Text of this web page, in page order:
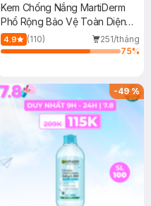
Kem Chống Nắng MartiDerm
Phổ Rộng Bảo Vệ Toàn Diện
40ml
4.9 (110)
251/tháng
75%
-49%